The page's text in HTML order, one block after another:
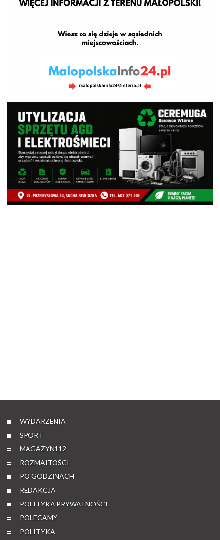
WYDARZENIA
SPORT
MAGAZYN112
ROZMAITOŚCI
PO GODZINACH
REDAKCJA
POLITYKA PRYWATNOŚCI
POLECAMY
POLITYKA